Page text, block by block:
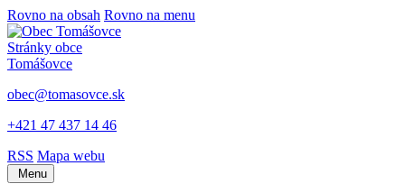
Rovno na obsah Rovno na menu
Stránky obce
Tomášovce
obec@tomasovce.sk
+421 47 437 14 46
RSS Mapa webu
Menu